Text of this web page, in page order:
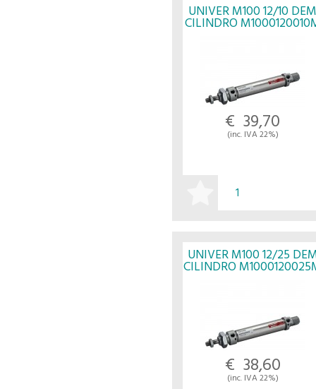
UNIVER M100 12/10 DEM
CILINDRO
€ 39,70
(inc. IVA 22%)
UNIVER M100 12/25
CILINDRO
€ 38,60
(inc. IVA 22%)